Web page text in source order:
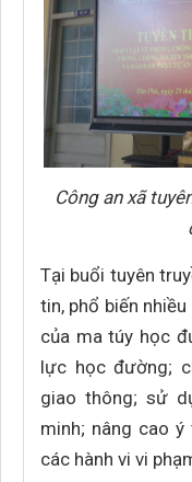
Công an xã
Tại buổi tuyên
tin, phổ biến
của ma túy học
lực học đường;
giao thông; sử
minh; nâng cao
các hành vi vi